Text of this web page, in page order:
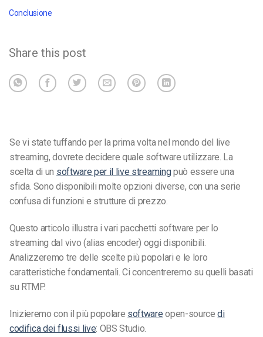
Conclusione
Share this post
Se vi state tuffando per la prima volta nel mondo del live
streaming, dovrete decidere quale software utilizzare. La
scelta di un software per il live streamingpuò essere una
sfida. Sono disponibili molte opzioni diverse, con una serie
confusa di funzioni e strutture di prezzo.
Questo articolo illustra i vari pacchetti software per lo
streaming dal vivo (alias encoder) oggi disponibili.
Analizzeremo tre delle scelte più popolari e le loro
caratteristiche fondamentali. Ci concentreremo su quelli basati
su RTMP.
Inizieremo con il più popolare software open-sourcedi
codifica dei flussi live: OBS Studio.